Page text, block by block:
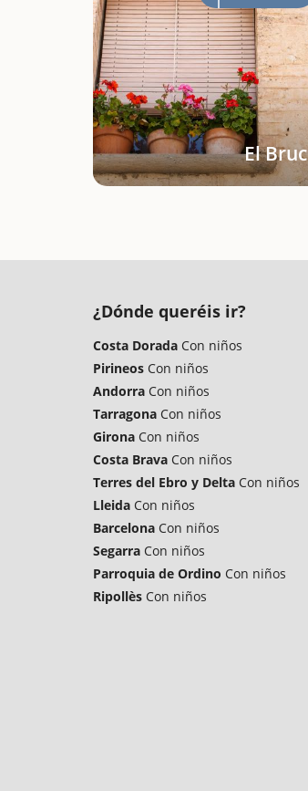
El Bruc
¿Dónde queréis ir?
Costa Dorada Con niños
Pirineos Con niños
Andorra Con niños
Tarragona Con niños
Girona Con niños
Costa Brava Con niños
Terres del Ebro y Delta Con niños
Lleida Con niños
Barcelona Con niños
Segarra Con niños
Parroquia de Ordino Con niños
Ripollès Con niños